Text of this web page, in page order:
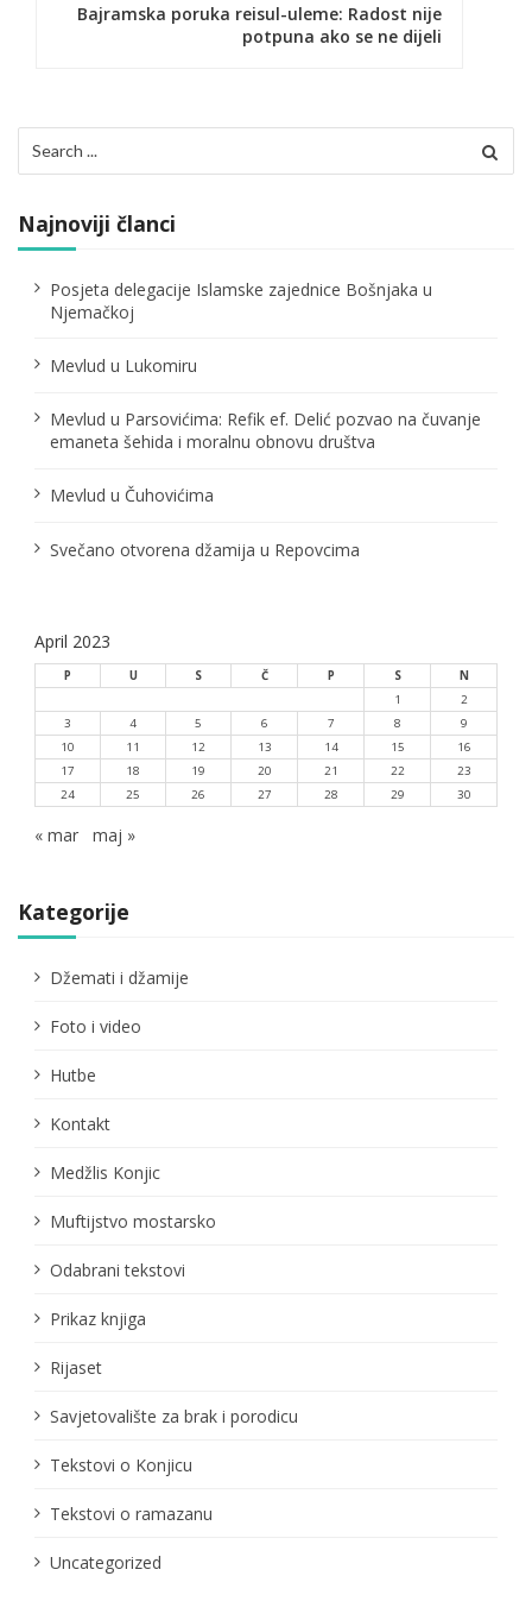
i
j
a
a
a
k
Bajramska poruka reisul-uleme: Radost nije
potpuna ako se ne dijeli
for:
Najnoviji članci
Posjeta delegacije Islamske zajednice Bošnjaka u
Njemačkoj
Mevlud u Lukomiru
Mevlud u Parsovićima: Refik ef. Delić pozvao na čuvanje
emaneta šehida i moralnu obnovu društva
Mevlud u Čuhovićima
Svečano otvorena džamija u Repovcima
April 2023
P U S Č P S
N
1
2
3
4 5 6 7 8
9
10
11 12 13 14 15
16
17
18 19 20 21 22
23
24
25 26 27 28 29 30
« mar maj »
Kategorije
Džemati i džamije
Foto i video
Hutbe
Kontakt
Medžlis Konjic
Muftijstvo mostarsko
Odabrani tekstovi
Prikaz knjiga
Rijaset
Savjetovalište za brak i porodicu
Tekstovi o Konjicu
Tekstovi o ramazanu
Uncategorized